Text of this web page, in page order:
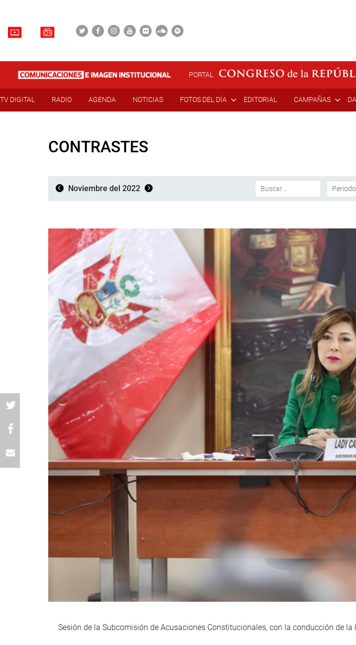
PORTAL
TV DIGITAL RADIO AGENDA NOTICIAS FOTOS DEL DÍA EDITORIAL CAMPAÑAS
CONTRASTES
Noviembre del 2022
Sesión de la Subcomisión de Acusaciones Constitucionales, con la conducción de la